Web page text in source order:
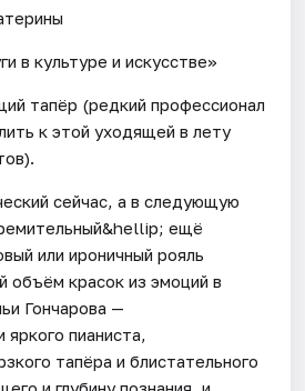
в культуре и искусстве»
тапёр (редкий профессионал
к этой уходящей в лету
сейчас, а в следующую
ещё
или ироничный рояль
объём красок из эмоций в
Гончарова —
яркого пианиста,
тапёра и блистательного